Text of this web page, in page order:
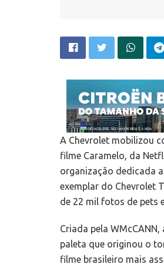
A Chevrolet mobilizou
filme Caramelo, da
organização dedicada
exemplar do Chevrolet
de 22 mil fotos de pets
Criada pela
paleta que originou o
filme brasileiro mais